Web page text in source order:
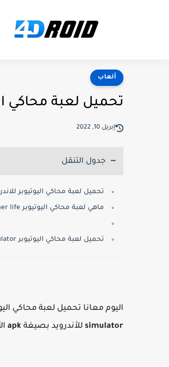
ألعاب
تحميل لعبة محاكي
إبريل 10, 2022
جدول التنقل
تحميل لعبة محاكي اليوتيوبر
ماهي لعبة محاكي اليوتيوبر Stramer life
تحميل لعبة محاكي اليوتيوبر Streamer life simulator للجوال
اليوم معانا تحميل لعبة محاكي
simulator للأندرويد بصيغة apk